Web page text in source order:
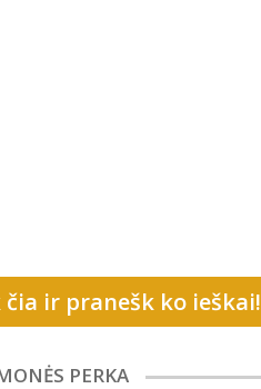
ir pranešk ko ieškai!
PERKA